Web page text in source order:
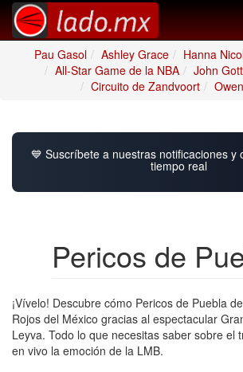
Pau Gasol
Ashley Grace Hanna
All-Star Game de la NBA
John
Circuito de Zandvoort
💙 Suscríbete a nuestras notificaciones y
tiempo real
Pericos de
¡Vívelo! Descubre cómo Pericos de Puebla
Rojos del México gracias al espectacular
Leyva. Todo lo que necesitas saber sobre el
en vivo la emoción de la LMB.